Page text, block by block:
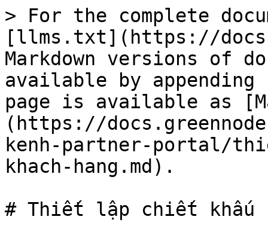
> For the complete
[llms.txt](https://
Markdown versions of
available by
page is available as
(https://
kenh-partner-portal/
khach-hang.md).
# Thiết lập chiết khấu